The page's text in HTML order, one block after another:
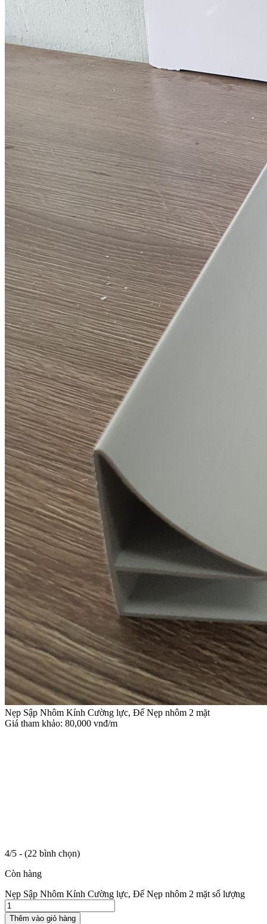
Trang chủ Sản phẩm nẹp trang trí SViệt Decor
Nhôm Kính Cường lực, Đế Nẹp nhôm 2 mặt
Nẹp Sập Nhôm Kính Cường lực, Đế Nẹp nhôm 2 mặt
Giá tham khảo: 80,000 vnđ/m
4/5 - (22 bình chọn)
Còn hàng
Nẹp Sập Nhôm Kính Cường lực, Đế Nẹp nhôm 2 mặt số lượng
Thêm vào giỏ hàng